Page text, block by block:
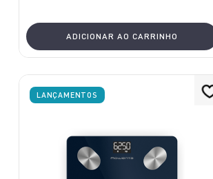
ADICIONAR AO CARRINHO
LANÇAMENTOS